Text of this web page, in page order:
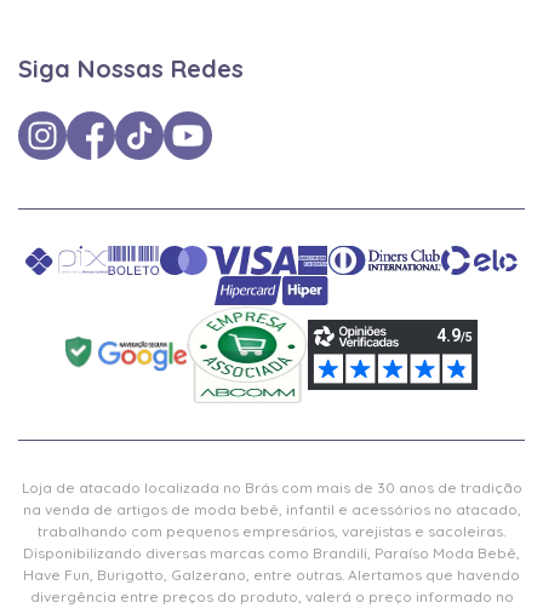
Siga Nossas Redes
Loja de atacado localizada no Brás com mais de 30 anos de tradição
na venda de artigos de moda bebê, infantil e acessórios no atacado,
trabalhando com pequenos empresários, varejistas e sacoleiras.
Disponibilizando diversas marcas como Brandili, Paraíso Moda Bebê,
Have Fun, Burigotto, Galzerano, entre outras. Alertamos que havendo
divergência entre preços do produto, valerá o preço informado no